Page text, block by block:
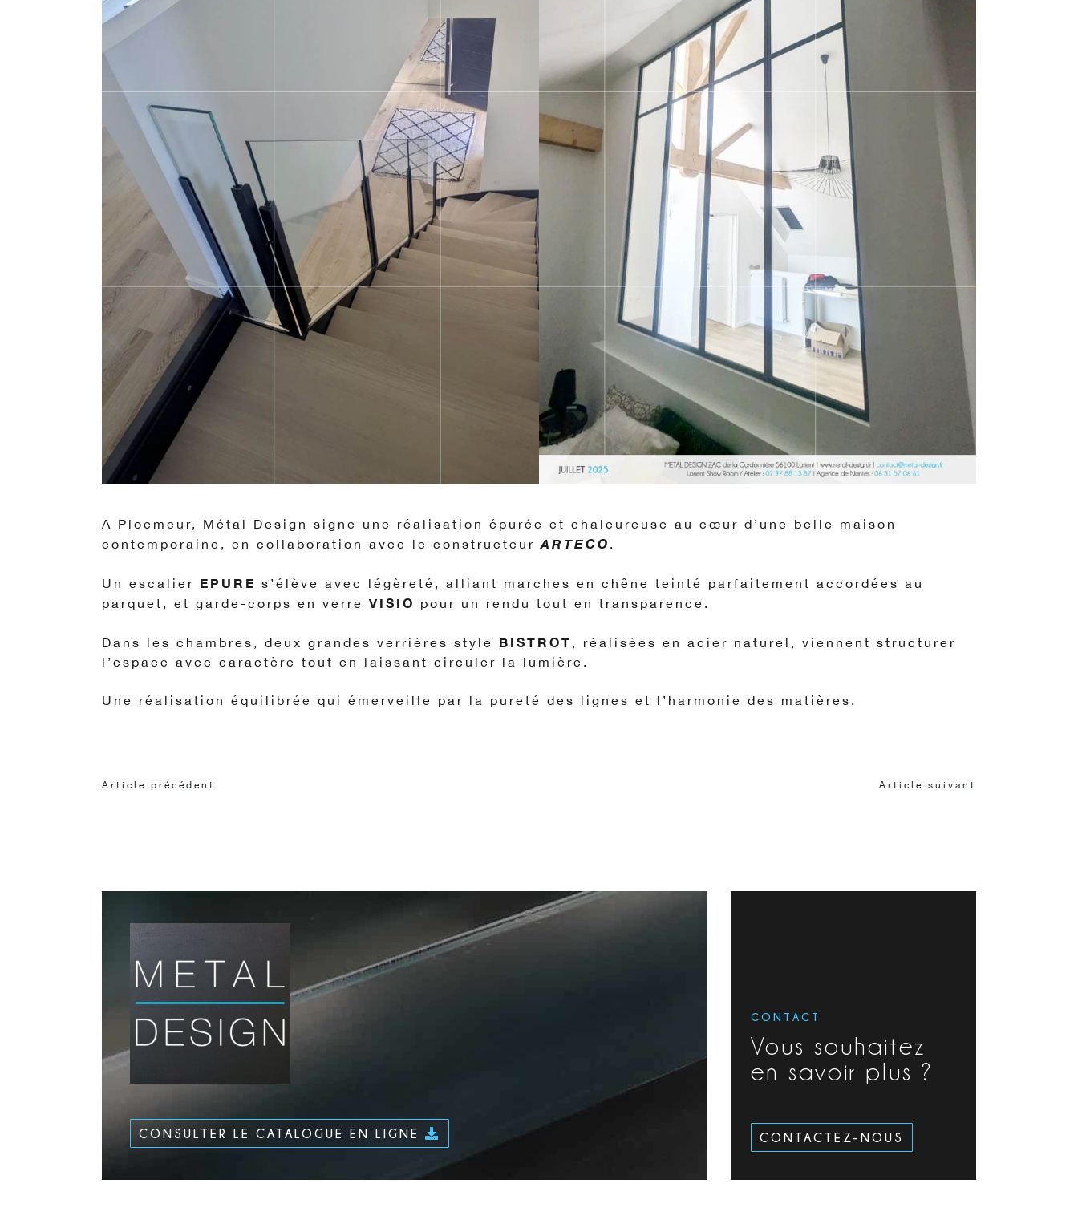
A Ploemeur, Métal Design signe une réalisation épurée et chaleureuse au cœur d’une belle maison
contemporaine, en collaboration avec le constructeurARTECO.
Un escalier EPURE s’élève avec légèreté, alliant marches en chêne teinté parfaitement accordées au
parquet, et garde-corps en verre VISIO pour un rendu tout en transparence.
Dans les chambres, deux grandes verrières style BISTROT, réalisées en acier naturel, viennent structurer
l’espace avec caractère tout en laissant circuler la lumière.
Une réalisation équilibrée qui émerveille par la pureté des lignes et l’harmonie des matières.
Article précédent Article suivant
CONSULTER LE CATALOGUE EN LIGNE
CONTACT
Vous souhaitez
en savoir plus ?
CONTACTEZ-NOUS